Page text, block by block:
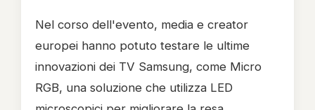
Nel corso dell'evento, media e creator
europei hanno potuto testare le ultime
innovazioni dei TV Samsung, come Micro
RGB, una soluzione che utilizza LED